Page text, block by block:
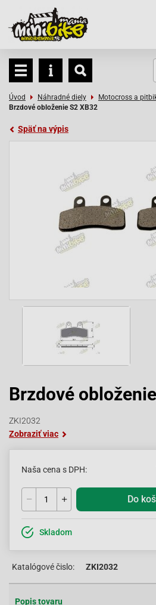
Úvod Náhradné diely Motocross a
Brzdové obloženie S2 XB32
Späť na výpis
Brzdové
ZKI2032
Zobraziť viac
Naša cena s DPH:
Do
Skladom
Katalógové čislo: ZKI2032
Popis tovaru